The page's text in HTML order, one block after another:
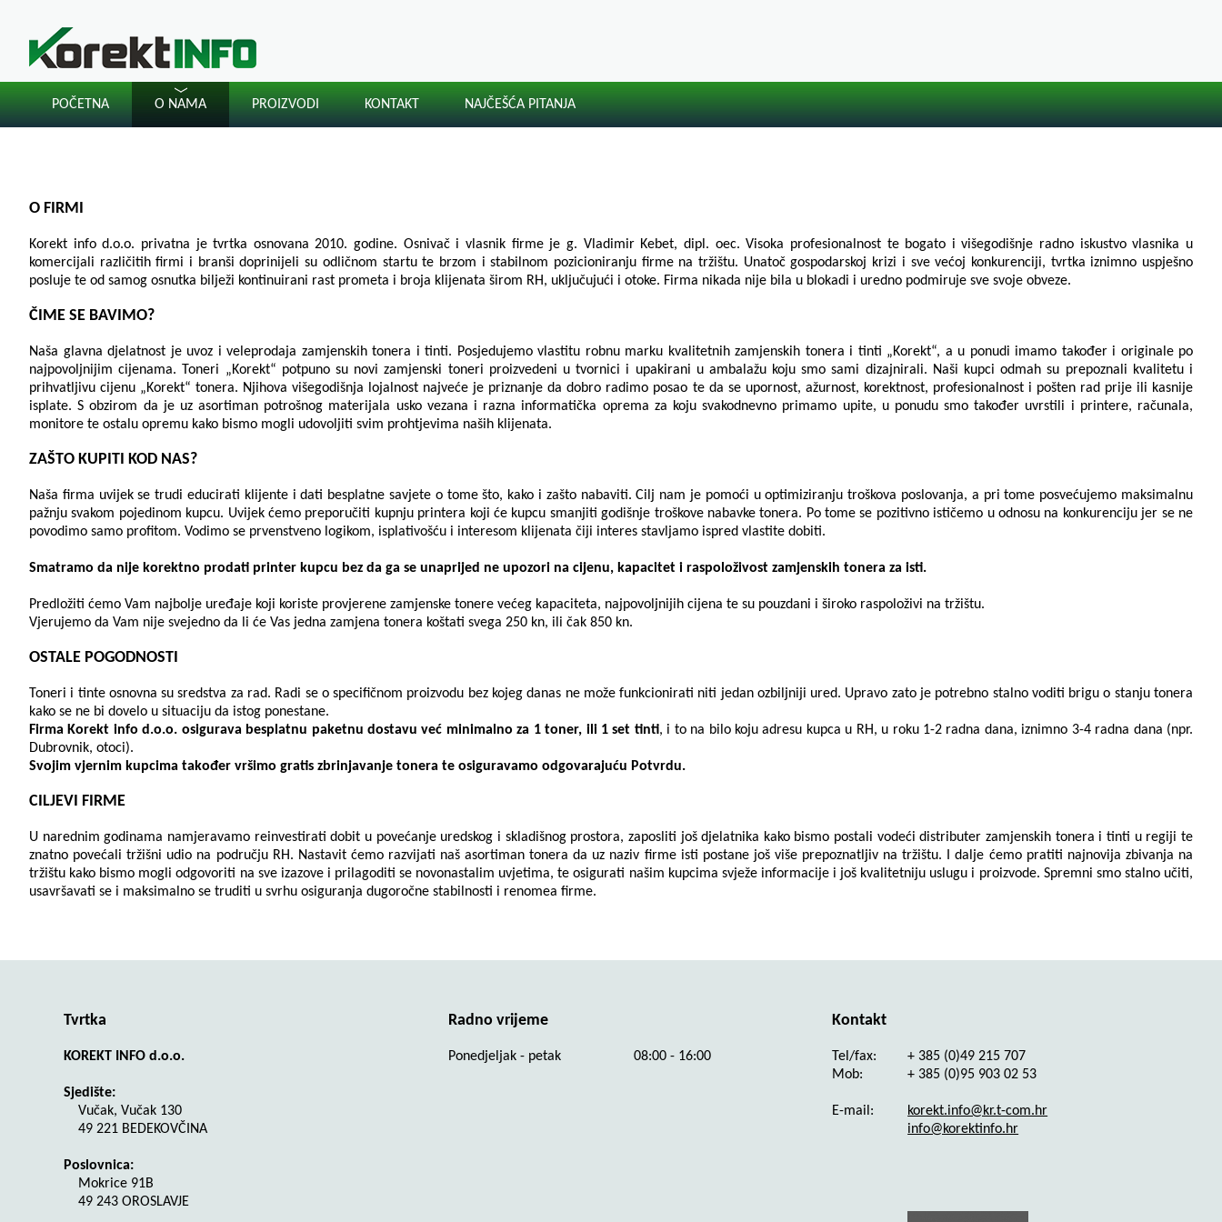
POČETNA O NAMA PROIZVODI KONTAKT NAJČEŠĆA PITANJA
O FIRMI
Korekt info d.o.o. privatna je tvrtka osnovana 2010. godine. Osnivač i vlasnik firme je g. Vladimir Kebet, dipl. oec. Visoka profesionalnost te bogato i višegodišnje radno iskustvo vlasnika u
komercijali različitih firmi i branši doprinijeli su odličnom startu te brzom i stabilnom pozicioniranju firme na tržištu. Unatoč gospodarskoj krizi i sve većoj konkurenciji, tvrtka iznimno uspješno
posluje te od samog osnutka bilježi kontinuirani rast prometa i broja klijenata širom RH, uključujući i otoke. Firma nikada nije bila u blokadi i uredno podmiruje sve svoje obveze.
ČIME SE BAVIMO?
Naša glavna djelatnost je uvoz i veleprodaja zamjenskih tonera i tinti. Posjedujemo vlastitu robnu marku kvalitetnih zamjenskih tonera i tinti „Korekt“, a u ponudi imamo također i originale po
najpovoljnijim cijenama. Toneri „Korekt“ potpuno su novi zamjenski toneri proizvedeni u tvornici i upakirani u ambalažu koju smo sami dizajnirali. Naši kupci odmah su prepoznali kvalitetu i
prihvatljivu cijenu „Korekt“ tonera. Njihova višegodišnja lojalnost najveće je priznanje da dobro radimo posao te da se upornost, ažurnost, korektnost, profesionalnost i pošten rad prije ili kasnije
isplate. S obzirom da je uz asortiman potrošnog materijala usko vezana i razna informatička oprema za koju svakodnevno primamo upite, u ponudu smo također uvrstili i printere, računala,
monitore te ostalu opremu kako bismo mogli udovoljiti svim prohtjevima naših klijenata.
ZAŠTO KUPITI KOD NAS?
Naša firma uvijek se trudi educirati klijente i dati besplatne savjete o tome što, kako i zašto nabaviti. Cilj nam je pomoći u optimiziranju troškova poslovanja, a pri tome posvećujemo maksimalnu
pažnju svakom pojedinom kupcu. Uvijek ćemo preporučiti kupnju printera koji će kupcu smanjiti godišnje troškove nabavke tonera. Po tome se pozitivno ističemo u odnosu na konkurenciju jer se ne
povodimo samo profitom. Vodimo se prvenstveno logikom, isplativošću i interesom klijenata čiji interes stavljamo ispred vlastite dobiti.
Smatramo da nije korektno prodati printer kupcu bez da ga se unaprijed ne upozori na cijenu, kapacitet i raspoloživost zamjenskih tonera za isti.
Predložiti ćemo Vam najbolje uređaje koji koriste provjerene zamjenske tonere većeg kapaciteta, najpovoljnijih cijena te su pouzdani i široko raspoloživi na tržištu.
Vjerujemo da Vam nije svejedno da li će Vas jedna zamjena tonera koštati svega 250 kn, ili čak 850 kn.
OSTALE POGODNOSTI
Toneri i tinte osnovna su sredstva za rad. Radi se o specifičnom proizvodu bez kojeg danas ne može funkcionirati niti jedan ozbiljniji ured. Upravo zato je potrebno stalno voditi brigu o stanju tonera
kako se ne bi dovelo u situaciju da istog ponestane.
Firma Korekt info d.o.o. osigurava besplatnu paketnu dostavu već minimalno za 1 toner, ili 1 set tinti, i to na bilo koju adresu kupca u RH, u roku 1-2 radna dana, iznimno 3-4 radna dana (npr.
Dubrovnik, otoci).
Svojim vjernim kupcima također vršimo gratis zbrinjavanje tonera te osiguravamo odgovarajuću Potvrdu.
CILJEVI FIRME
U narednim godinama namjeravamo reinvestirati dobit u povećanje uredskog i skladišnog prostora, zaposliti još djelatnika kako bismo postali vodeći distributer zamjenskih tonera i tinti u regiji te
znatno povećali tržišni udio na području RH. Nastavit ćemo razvijati naš asortiman tonera da uz naziv firme isti postane još više prepoznatljiv na tržištu. I dalje ćemo pratiti najnovija zbivanja na
tržištu kako bismo mogli odgovoriti na sve izazove i prilagoditi se novonastalim uvjetima, te osigurati našim kupcima svježe informacije i još kvalitetniju uslugu i proizvode. Spremni smo stalno učiti,
usavršavati se i maksimalno se truditi u svrhu osiguranja dugoročne stabilnosti i renomea firme.
Tvrtka
KOREKT INFO d.o.o.
Sjedište:
Vučak, Vučak 130
49 221 BEDEKOVČINA
Poslovnica:
Mokrice 91B
49 243 OROSLAVJE
Radno vrijeme
Ponedjeljak - petak 08:00 - 16:00
Kontakt
Tel/fax:
+ 385 (0)49 215 707
Mob:
+ 385 (0)95 903 02 53
E-mail:
korekt.info@kr.t-com.hr
info@korektinfo.hr